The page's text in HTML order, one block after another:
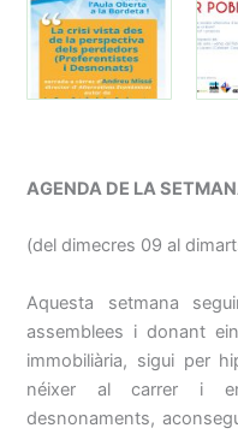
AGENDA DE LA
(del dimecres 09 al
Aquesta setmana
assemblees i donant
immobiliària, sigui per
néixer al carrer i
desnonaments,